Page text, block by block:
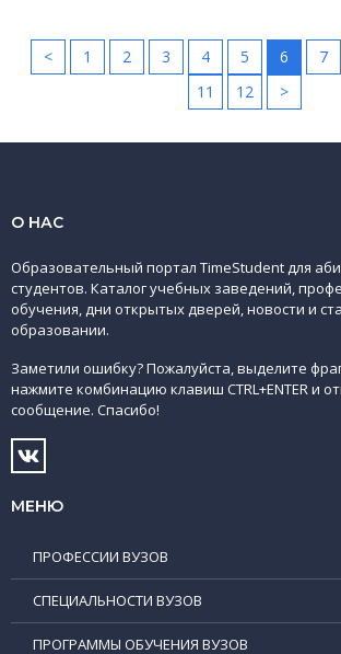
< 1 2 3 4 5 6 7
11
12 >
О НАС
Образовательный портал TimeStudent для
студентов. Каталог учебных заведений,
обучения, дни открытых дверей, новости и
образовании.
Заметили ошибку? Пожалуйста, выделите
нажмите комбинацию клавиш CTRL+ENTER и
сообщение. Спасибо!
МЕНЮ
ПРОФЕССИИ ВУЗОВ
СПЕЦИАЛЬНОСТИ ВУЗОВ
ПРОГРАММЫ ОБУЧЕНИЯ ВУЗОВ